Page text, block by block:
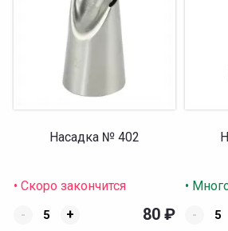
Насадка № 402
• Скоро закончится
-
+ 80 ₽
•
-